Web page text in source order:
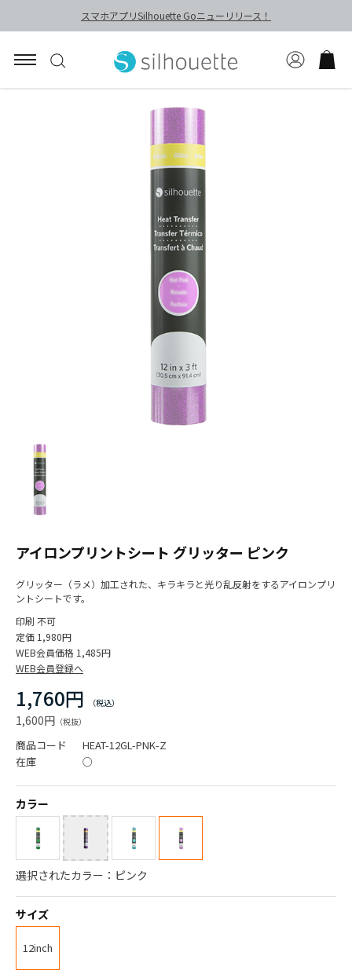
スマホアプリSilhouette Goニューリリース！
アイロンプリントシート グリッター ピンク
グリッター（ラメ）加工された、キラキラと光り乱反射をするアイロンプリ
ントシートです。
1,760円
1,600円
商品コード
HEAT-12GL-PNK-Z
在庫
○
印刷 不可
定価 1,980円
WEB会員価格 1,485円
WEB会員登録へ
カラー
選択されたカラー：ピンク
サイズ
12inch